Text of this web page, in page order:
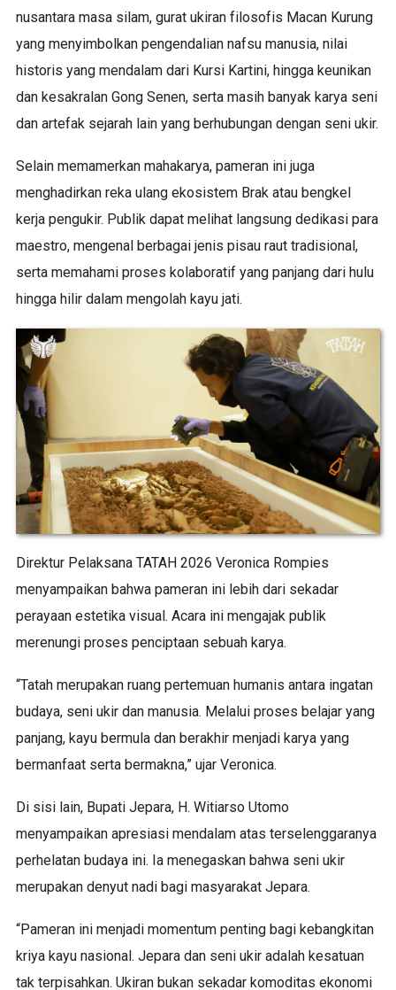
nusantara masa silam, gurat ukiran filosofis Macan Kurung
yang menyimbolkan pengendalian nafsu manusia, nilai
historis yang mendalam dari Kursi Kartini, hingga keunikan
dan kesakralan Gong Senen, serta masih banyak karya seni
dan artefak sejarah lain yang berhubungan dengan seni ukir.
Selain memamerkan mahakarya, pameran ini juga
menghadirkan reka ulang ekosistem Brak atau bengkel
kerja pengukir. Publik dapat melihat langsung dedikasi para
maestro, mengenal berbagai jenis pisau raut tradisional,
serta memahami proses kolaboratif yang panjang dari hulu
hingga hilir dalam mengolah kayu jati.
Direktur Pelaksana TATAH 2026 Veronica Rompies
menyampaikan bahwa pameran ini lebih dari sekadar
perayaan estetika visual. Acara ini mengajak publik
merenungi proses penciptaan sebuah karya.
“Tatah merupakan ruang pertemuan humanis antara ingatan
budaya, seni ukir dan manusia. Melalui proses belajar yang
panjang, kayu bermula dan berakhir menjadi karya yang
bermanfaat serta bermakna,” ujar Veronica.
Di sisi lain, Bupati Jepara, H. Witiarso Utomo
menyampaikan apresiasi mendalam atas terselenggaranya
perhelatan budaya ini. Ia menegaskan bahwa seni ukir
merupakan denyut nadi bagi masyarakat Jepara.
“Pameran ini menjadi momentum penting bagi kebangkitan
kriya kayu nasional. Jepara dan seni ukir adalah kesatuan
tak terpisahkan. Ukiran bukan sekadar komoditas ekonomi